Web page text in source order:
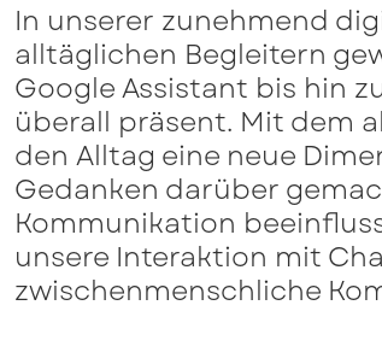
In unserer zunehmend
alltäglichen Begleitern
Google Assistant bis hin
überall präsent. Mit dem
den Alltag eine neue
Gedanken darüber
Kommunikation
unsere Interaktion mit
zwischenmenschliche